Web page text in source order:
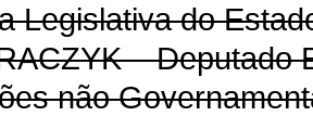
Legislativa do
– Deputado
não